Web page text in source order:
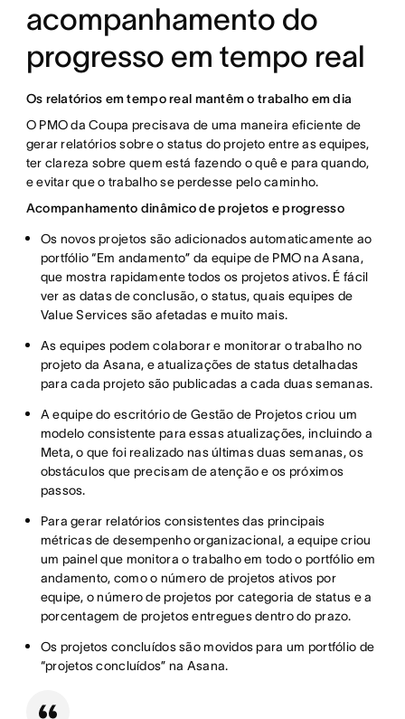
acompanhamento do
progresso em tempo real
Os relatórios em tempo real mantêm o trabalho em dia
O PMO da Coupa precisava de uma maneira eficiente de
gerar relatórios sobre o status do projeto entre as equipes,
ter clareza sobre quem está fazendo o quê e para quando,
e evitar que o trabalho se perdesse pelo caminho.
Acompanhamento dinâmico de projetos e progresso
Os novos projetos são adicionados automaticamente ao
portfólio “Em andamento” da equipe de PMO na Asana,
que mostra rapidamente todos os projetos ativos. É fácil
ver as datas de conclusão, o status, quais equipes de
Value Services são afetadas e muito mais.
As equipes podem colaborar e monitorar o trabalho no
projeto da Asana, e atualizações de status detalhadas
para cada projeto são publicadas a cada duas semanas.
A equipe do escritório de Gestão de Projetos criou um
modelo consistente para essas atualizações, incluindo a
Meta, o que foi realizado nas últimas duas semanas, os
obstáculos que precisam de atenção e os próximos
passos.
Para gerar relatórios consistentes das principais
métricas de desempenho organizacional, a equipe criou
um painel que monitora o trabalho em todo o portfólio em
andamento, como o número de projetos ativos por
equipe, o número de projetos por categoria de status e a
porcentagem de projetos entregues dentro do prazo.
Os projetos concluídos são movidos para um portfólio de
“projetos concluídos” na Asana.